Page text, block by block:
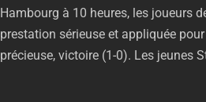
Hambourg à 10 heures, les joueurs
prestation sérieuse et appliquée
précieuse, victoire (1-0). Les jeunes